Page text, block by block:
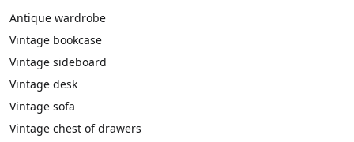
Antique wardrobe
Vintage bookcase
Vintage sideboard
Vintage desk
Vintage sofa
Vintage chest of drawers